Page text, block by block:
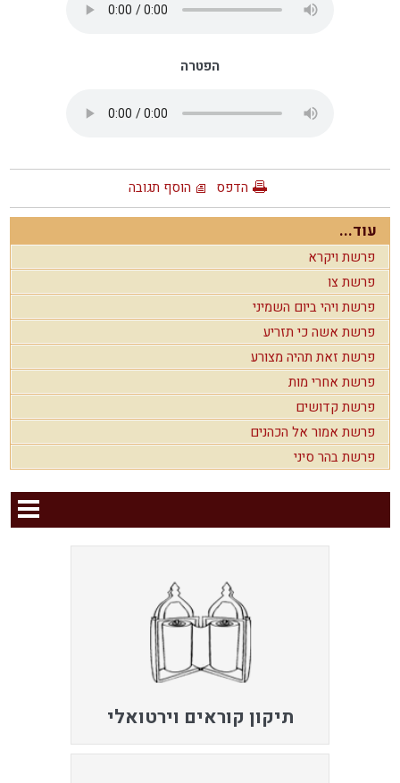
הפטרה
הדפס הוסף תגובה
עוד...
פרשת ויקרא
פרשת צו
פרשת ויהי ביום השמיני
פרשת אשה כי תזריע
פרשת זאת תהיה מצורע
פרשת אחרי מות
פרשת קדושים
פרשת אמור אל הכהנים
פרשת בהר סיני
תיקון קוראים וירטואלי